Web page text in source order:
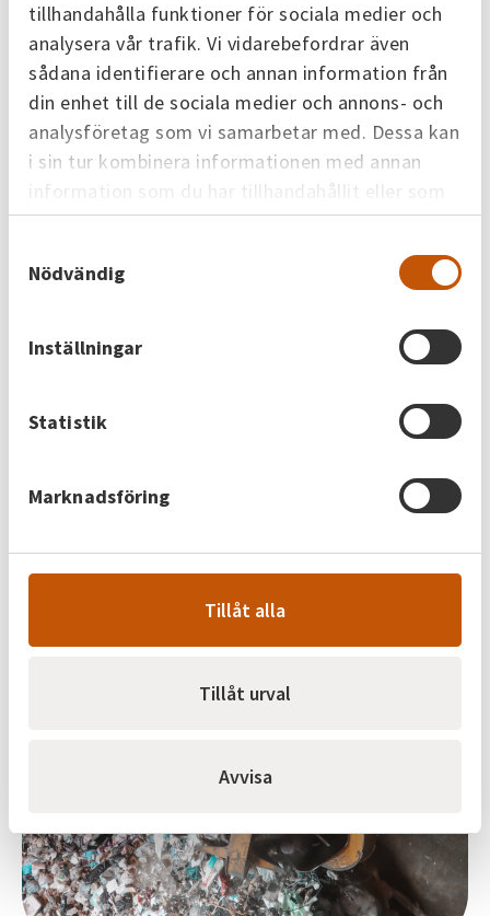
tillhandahålla funktioner för sociala medier och
analysera vår trafik. Vi vidarebefordrar även
sådana identifierare och annan information från
din enhet till de sociala medier och annons- och
analysföretag som vi samarbetar med. Dessa kan
i sin tur kombinera informationen med annan
information som du har tillhandahållit eller som
de har samlat in när du har använt deras tjänster.
Nödvändig
Inställningar
Statistik
Marknadsföring
Tillåt alla
Tillåt urval
Avvisa
2008 – 2011
Fjärrvärmen byggs ut till Timmersdala
och Tidan, där biobränslen i form av
pellets används.
Gatuvärme med fjärrvärme i centrala Skövde